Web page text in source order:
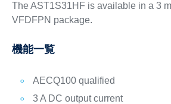
The AST1S31HF is available in a 3
VFDFPN package.
機能一覧
AECQ100 qualified
3 A DC output current